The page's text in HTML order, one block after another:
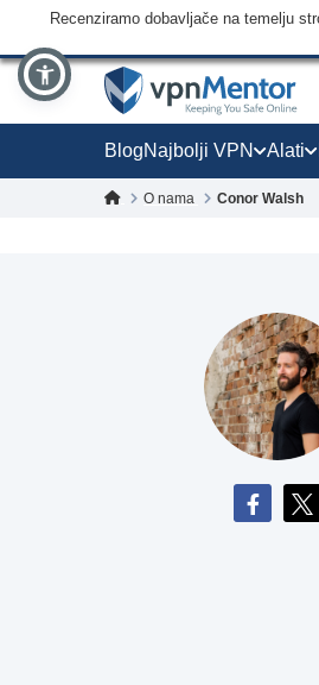
Recenziramo dobavljače na temelju
BlogNajbolji VPN Alati
O nama Conor Walsh